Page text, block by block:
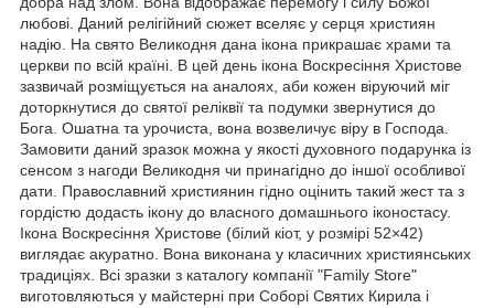
любові. Даний релігійний сюжет вселяє у серця християн
надію. На свято Великодня дана ікона прикрашає храми та
церкви по всій країні. В цей день ікона Воскресіння Христове
зазвичай розміщується на аналоях, аби кожен віруючий міг
доторкнутися до святої реліквії та подумки звернутися до
Бога. Ошатна та урочиста, вона возвеличує віру в Господа.
Замовити даний зразок можна у якості духовного подарунка із
сенсом з нагоди Великодня чи принагідно до іншої особливої
дати. Православний християнин гідно оцінить такий жест та з
гордістю додасть ікону до власного домашнього іконостасу.
Ікона Воскресіння Христове (білий кіот, у розмірі 52×42)
виглядає акуратно. Вона виконана у класичних християнських
традиціях. Всі зразки з каталогу компанії "Family Store"
виготовляються у майстерні при Соборі Святих Кирила і